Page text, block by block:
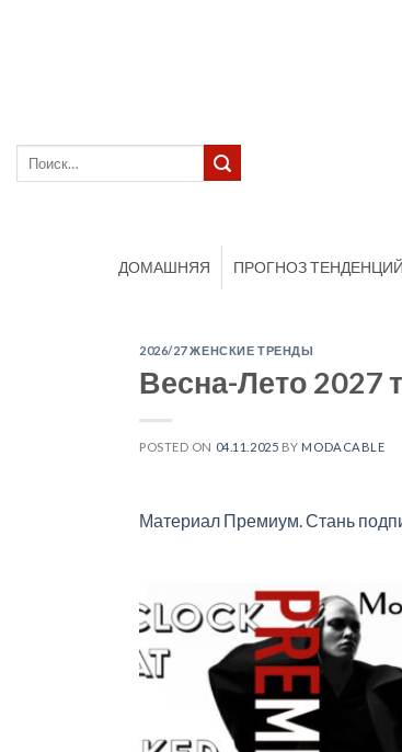
Искать:
ДОМАШНЯЯ ПРОГНОЗ
2026/27 ЖЕНСКИЕ ТРЕНДЫ
Весна-Лето 2027
POSTED ON 04.11.2025 BY MODACABLE
Материал Премиум. Стань